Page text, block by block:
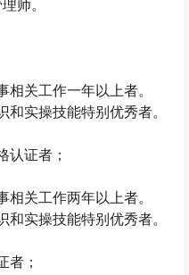
师。
相关工作一年以上者。
和实操技能特别优秀者。
认证者；
相关工作两年以上者。
和实操技能特别优秀者。
者；